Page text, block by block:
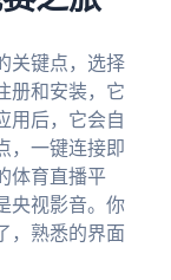
关键点，选择
册和安装，它
用后，它会自
，一键连接即
体育直播平
央视影音。你
，熟悉的界面